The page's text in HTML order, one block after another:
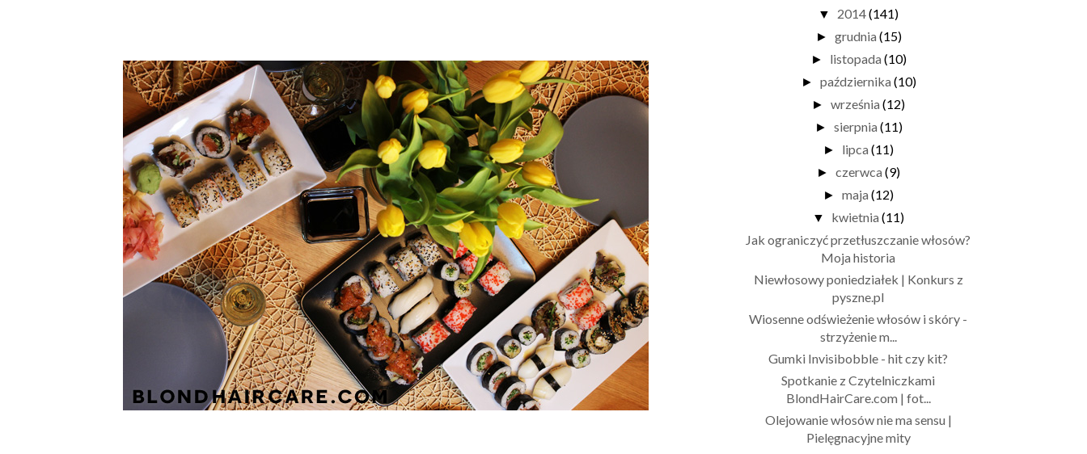
▼ 2014(141)
► grudnia (15)
► listopada (10)
► października (10)
► września (12)
► sierpnia (11)
► lipca (11)
► czerwca (9)
► maja (12)
▼ kwietnia (11)
Jak ograniczyć przetłuszczanie włosów?
Moja historia
Niewłosowy poniedziałek | Konkurs z
pyszne.pl
Wiosenne odświeżenie włosów i skóry -
strzyżenie m...
Gumki Invisibobble - hit czy kit?
Spotkanie z Czytelniczkami
BlondHairCare.com | fot...
Olejowanie włosów nie ma sensu |
Pielęgnacyjne mity